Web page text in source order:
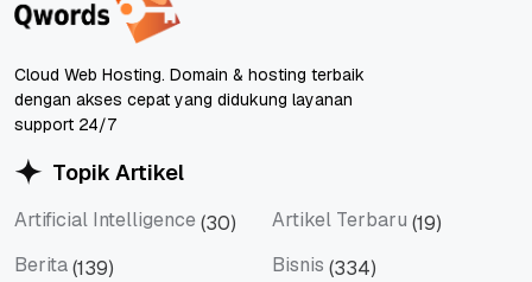
Cloud Web Hosting. Domain & hosting terbaik
dengan akses cepat yang didukung layanan
support 24/7
Topik Artikel
Artificial Intelligence (30) Artikel Terbaru (19)
Berita(139) Bisnis (334)